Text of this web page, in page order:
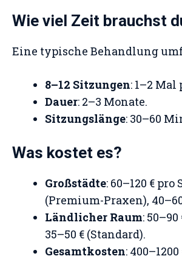
Wie viel Zeit brauchst
Eine typische Behandlung
8–12 Sitzungen: 1–2 Mal
Dauer: 2–3 Monate.
Sitzungslänge: 30–60
Was kostet es?
Großstädte: 60–120 €
(Premium-Praxen),
Ländlicher Raum:
35–50 € (Standard).
Gesamtkosten: